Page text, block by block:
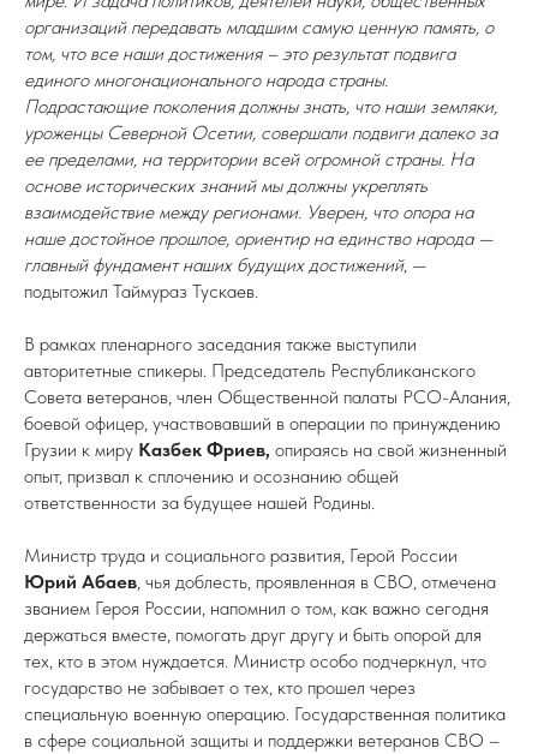
организаций передавать младшим самую ценную память, о
том, что все наши достижения – это результат подвига
единого многонационального народа страны.
Подрастающие поколения должны знать, что наши земляки,
уроженцы Северной Осетии, совершали подвиги далеко за
ее пределами, на территории всей огромной страны. На
основе исторических знаний мы должны укреплять
взаимодействие между регионами. Уверен, что опора на
наше достойное прошлое, ориентир на единство народа —
главный фундамент наших будущих достижений, —
подытожил Таймураз Тускаев.
В рамках пленарного заседания также выступили
авторитетные спикеры. Председатель Республиканского
Совета ветеранов, член Общественной палаты РСО-Алания,
боевой офицер, участвовавший в операции по принуждению
Грузии к миру Казбек Фриев, опираясь на свой жизненный
опыт, призвал к сплочению и осознанию общей
ответственности за будущее нашей Родины.
Министр труда и социального развития, Герой России
Юрий Абаев, чья доблесть, проявленная в СВО, отмечена
званием Героя России, напомнил о том, как важно сегодня
держаться вместе, помогать друг другу и быть опорой для
тех, кто в этом нуждается. Министр особо подчеркнул, что
государство не забывает о тех, кто прошел через
специальную военную операцию. Государственная политика
в сфере социальной защиты и поддержки ветеранов СВО –